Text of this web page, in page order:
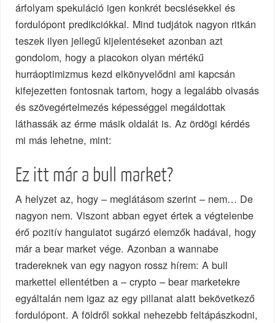
árfolyam spekuláció igen konkrét becslésekkel és
fordulópont predikciókkal. Mind tudjátok nagyon ritkán
teszek ilyen jellegű kijelentéseket azonban azt
gondolom, hogy a piacokon olyan mértékű
hurráoptimizmus kezd elkönyvelődni ami kapcsán
kifejezetten fontosnak tartom, hogy a legalább olvasás
és szövegértelmezés képességgel megáldottak
láthassák az érme másik oldalát is. Az ördögi kérdés
mi más lehetne, mint:
Ez itt már a bull market?
A helyzet az, hogy – meglátásom szerint – nem… De
nagyon nem. Viszont abban egyet értek a végtelenbe
érő pozitív hangulatot sugárzó elemzők hadával, hogy
már a bear market vége. Azonban a wannabe
tradereknek van egy nagyon rossz hírem: A bull
markettel ellentétben a – crypto – bear marketekre
egyáltalán nem igaz az egy pillanat alatt bekövetkező
fordulópont. A földről sokkal nehezebb feltápászkodni,